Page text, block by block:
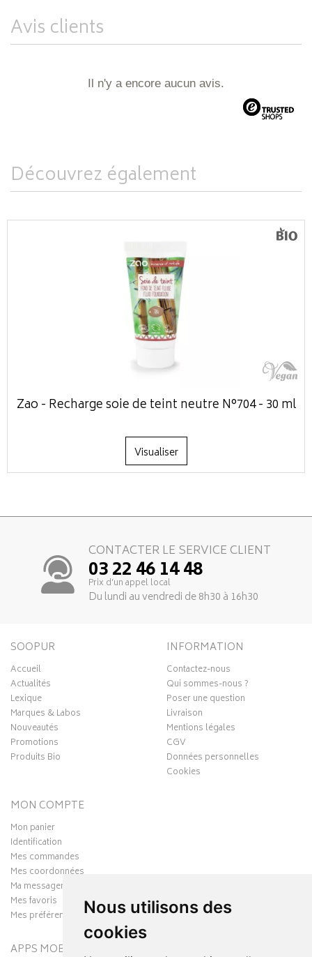
Nous utilisons des
cookies
Avis clients
Il n'y a encore aucun avis.
Découvrez également
Zao - Recharge soie de teint neutre N°704 - 30 ml
Visualiser
CONTACTER LE SERVICE CLIENT
03 22 46 14 48
Prix d’un appel local
Du lundi au vendredi de 8h30 à 16h30
SOOPUR
Accueil
Actualités
Lexique
Marques & Labos
Nouveautés
Promotions
Produits Bio
INFORMATION
Contactez-nous
Qui sommes-nous ?
Poser une question
Livraison
Mentions légales
CGV
Données personnelles
Cookies
MON COMPTE
Mon panier
Identification
Mes commandes
Mes coordonnées
Ma messagerie
Mes favoris
Mes préférences Cookies
APPS MOBILES